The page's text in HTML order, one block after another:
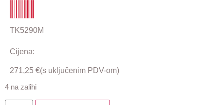
TK5290M
Cijena:
271,25 €(s uključenim PDV-om)
4 na zalihi